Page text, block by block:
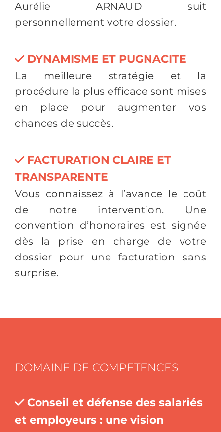
Aurélie ARNAUD suit
personnellement votre dossier.
DYNAMISME ET PUGNACITE
La meilleure stratégie et la
procédure la plus efficace sont mises
en place pour augmenter vos
chances de succès.
FACTURATION CLAIRE ET
TRANSPARENTE
Vous connaissez à l’avance le coût
de notre intervention. Une
convention d’honoraires est signée
dès la prise en charge de votre
dossier pour une facturation sans
surprise.
DOMAINE DE COMPETENCES
Conseil et défense des salariés
et employeurs : une vision